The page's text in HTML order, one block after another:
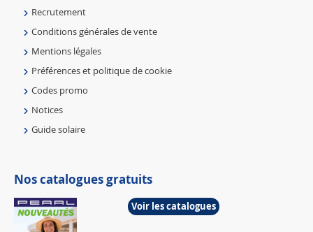
Recrutement
Conditions générales de vente
Mentions légales
Préférences et politique de cookie
Codes promo
Notices
Guide solaire
Nos catalogues gratuits
Voir les catalogues